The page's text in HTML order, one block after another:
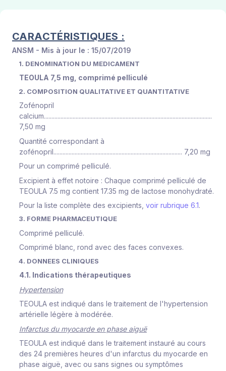
CARACTÉRISTIQUES :
ANSM - Mis à jour le : 15/07/2019
1. DENOMINATION DU MEDICAMENT
TEOULA 7,5 mg, comprimé pelliculé
2. COMPOSITION QUALITATIVE ET QUANTITATIVE
Zofénopril
calcium...............................................................................................................
7,50 mg
Quantité correspondant à
zofénopril..................................................................................... 7,20 mg
Pour un comprimé pelliculé.
Excipient à effet notoire : Chaque comprimé pelliculé de
TEOULA 7.5 mg contient 17.35 mg de lactose monohydraté.
Pour la liste complète des excipients, voir rubrique 6.1.
3. FORME PHARMACEUTIQUE
Comprimé pelliculé.
Comprimé blanc, rond avec des faces convexes.
4. DONNEES CLINIQUES
4.1. Indications thérapeutiques
Hypertension
TEOULA est indiqué dans le traitement de l'hypertension
artérielle légère à modérée.
Infarctus du myocarde en phase aiguë
TEOULA est indiqué dans le traitement instauré au cours
des 24 premières heures d'un infarctus du myocarde en
phase aiguë, avec ou sans signes ou symptômes